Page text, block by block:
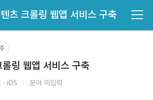
츠 크롤링 웹앱 서비스 구축
링 웹앱 서비스 구축
iOS 분야 미입력